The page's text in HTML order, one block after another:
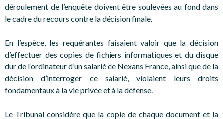
déroulement de l’enquête doivent être soulevées au fond dans
le cadre du recours contre la décision finale.
En l’espèce, les requérantes faisaient valoir que la décision
d’effectuer des copies de fichiers informatiques et du disque
dur de l’ordinateur d’un salarié de Nexans France, ainsi que de la
décision d’interroger ce salarié, violaient leurs droits
fondamentaux à la vie privée et à la défense.
Le Tribunal considère que la copie de chaque document et la